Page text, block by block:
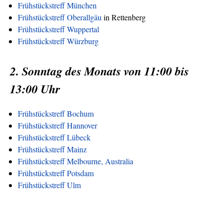
Frühstückstreff München
Frühstückstreff Oberallgäu in Rettenberg
Frühstückstreff Wuppertal
Frühstückstreff Würzburg
2. Sonntag des Monats von 11:00 bis
13:00 Uhr
Frühstückstreff Bochum
Frühstückstreff Hannover
Frühstückstreff Lübeck
Frühstückstreff Mainz
Frühstückstreff Melbourne, Australia
Frühstückstreff Potsdam
Frühstückstreff Ulm